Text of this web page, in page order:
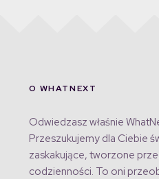
O WHATNEXT
Odwiedzasz właśnie
Przeszukujemy dla Ciebie
zaskakujące, tworzone
codzienności. To oni